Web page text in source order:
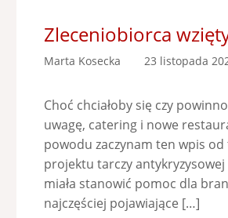
Zleceniobiorca
Marta Kosecka 23 listopada
Choć chciałoby się czy
uwagę, catering i nowe
powodu zaczynam ten wpis
projektu tarczy antykryzysowej
miała stanowić pomoc dla
najczęściej pojawiające […]